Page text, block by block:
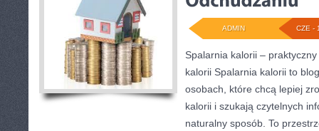
CZE -
ADMIN
Spalarnia kalorii –
kalorii Spalarnia kalorii to
osobach, które chcą lepiej
kalorii i szukają czytelnych
naturalny sposób. To